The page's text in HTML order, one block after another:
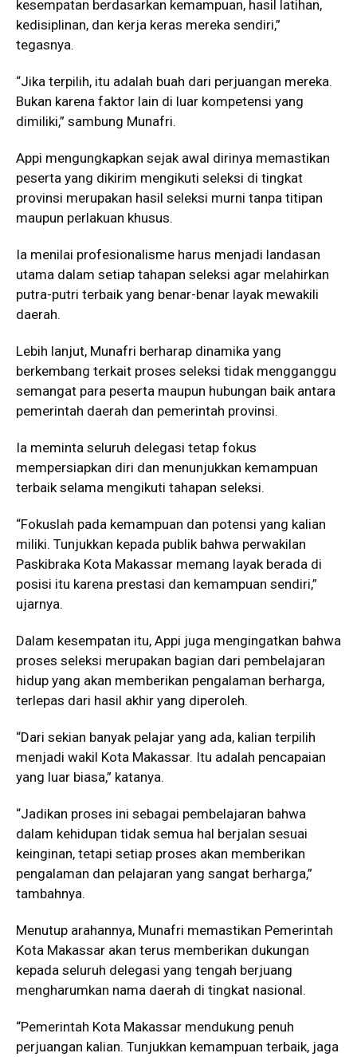
kesempatan berdasarkan kemampuan, hasil latihan,
kedisiplinan, dan kerja keras mereka sendiri,”
tegasnya.
“Jika terpilih, itu adalah buah dari perjuangan mereka.
Bukan karena faktor lain di luar kompetensi yang
dimiliki,” sambung Munafri.
Appi mengungkapkan sejak awal dirinya memastikan
peserta yang dikirim mengikuti seleksi di tingkat
provinsi merupakan hasil seleksi murni tanpa titipan
maupun perlakuan khusus.
Ia menilai profesionalisme harus menjadi landasan
utama dalam setiap tahapan seleksi agar melahirkan
putra-putri terbaik yang benar-benar layak mewakili
daerah.
Lebih lanjut, Munafri berharap dinamika yang
berkembang terkait proses seleksi tidak mengganggu
semangat para peserta maupun hubungan baik antara
pemerintah daerah dan pemerintah provinsi.
Ia meminta seluruh delegasi tetap fokus
mempersiapkan diri dan menunjukkan kemampuan
terbaik selama mengikuti tahapan seleksi.
“Fokuslah pada kemampuan dan potensi yang kalian
miliki. Tunjukkan kepada publik bahwa perwakilan
Paskibraka Kota Makassar memang layak berada di
posisi itu karena prestasi dan kemampuan sendiri,”
ujarnya.
Dalam kesempatan itu, Appi juga mengingatkan bahwa
proses seleksi merupakan bagian dari pembelajaran
hidup yang akan memberikan pengalaman berharga,
terlepas dari hasil akhir yang diperoleh.
“Dari sekian banyak pelajar yang ada, kalian terpilih
menjadi wakil Kota Makassar. Itu adalah pencapaian
yang luar biasa,” katanya.
“Jadikan proses ini sebagai pembelajaran bahwa
dalam kehidupan tidak semua hal berjalan sesuai
keinginan, tetapi setiap proses akan memberikan
pengalaman dan pelajaran yang sangat berharga,”
tambahnya.
Menutup arahannya, Munafri memastikan Pemerintah
Kota Makassar akan terus memberikan dukungan
kepada seluruh delegasi yang tengah berjuang
mengharumkan nama daerah di tingkat nasional.
“Pemerintah Kota Makassar mendukung penuh
perjuangan kalian. Tunjukkan kemampuan terbaik, jaga